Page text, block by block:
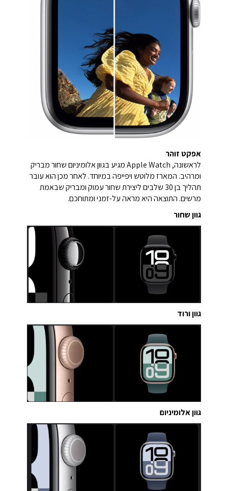
אפקט זוהר
לראשונה, Apple Watch מגיע בגוון אלומיניום שחור מבריק
ומרהיב. המארז מלוטש ויפייפה במיוחד. לאחר מכן הוא עובר
תהליך בן 30 שלבים ליצירת שחור עמוק ומבריק שבאמת
מרשים. התוצאה היא מראה על-זמני ומתוחכם.
גוון שחור
גוון ורוד
גוון אלומיניום